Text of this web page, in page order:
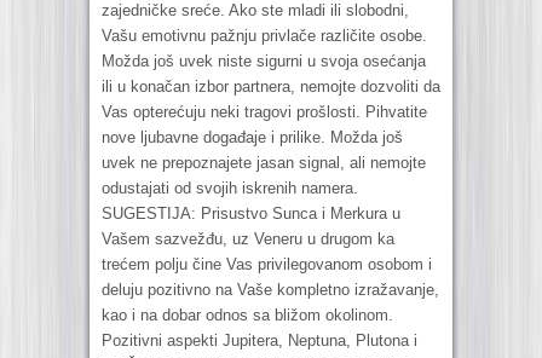
zajedničke sreće. Ako ste mladi ili slobodni,
Vašu emotivnu pažnju privlače različite osobe.
Možda još uvek niste sigurni u svoja osećanja
ili u konačan izbor partnera, nemojte dozvoliti da
Vas opterećuju neki tragovi prošlosti. Pihvatite
nove ljubavne događaje i prilike. Možda još
uvek ne prepoznajete jasan signal, ali nemojte
odustajati od svojih iskrenih namera.
SUGESTIJA: Prisustvo Sunca i Merkura u
Vašem sazvežđu, uz Veneru u drugom ka
trećem polju čine Vas privilegovanom osobom i
deluju pozitivno na Vaše kompletno izražavanje,
kao i na dobar odnos sa bližom okolinom.
Pozitivni aspekti Jupitera, Neptuna, Plutona i